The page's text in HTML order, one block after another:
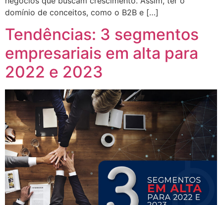
domínio de conceitos, como o B2B e […]
Tendências: 3 segmentos
empresariais em alta para
2022 e 2023